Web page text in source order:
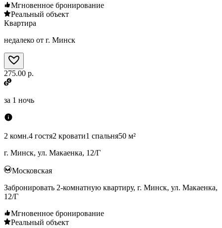
Мгновенное бронирование
Реальный объект
Квартира
недалеко от г. Минск
275.00 р.
за 1 ночь
2 комн.4 гостя2 кровати1 спальня50 м²
г. Минск, ул. Макаенка, 12/Г
Московская
Забронировать 2-комнатную квартиру, г. Минск, ул. Макаенка,
12/Г
Мгновенное бронирование
Реальный объект